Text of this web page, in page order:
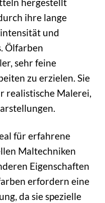
hergestellt
ihre lange
und
Ölfarben
sehr feine
zu erzielen. Sie
realistische Malerei,
für erfahrene
Maltechniken
Eigenschaften
erfordern eine
da sie spezielle